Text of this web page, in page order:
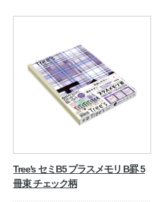
Tree's セミB5 プラスメモリ B罫 5
冊束 チェック柄